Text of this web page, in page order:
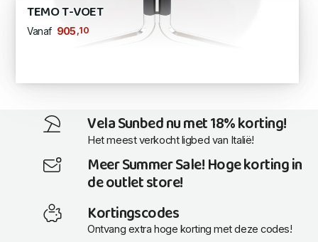
TEMO T-VOET
Vanaf 905 ,10
Vela Sunbed nu met 18% korting!
Het meest verkocht ligbed van Italië!
Meer Summer Sale! Hoge korting in
de outlet store!
Kortingscodes
Ontvang extra hoge korting met deze codes!